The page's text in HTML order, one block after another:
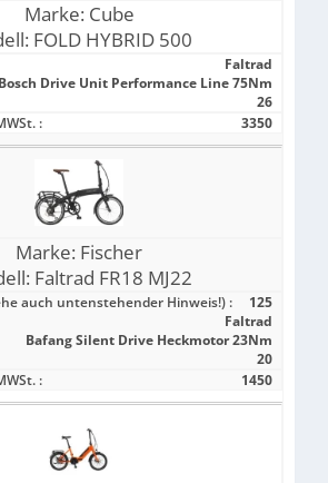
Marke: Cube
FOLD HYBRID 500
Faltrad
Bosch Drive Unit Performance Line 75Nm
26
:
3350
Marke: Fischer
Faltrad FR18 MJ22
auch untenstehender Hinweis!) :
125
Faltrad
Bafang Silent Drive Heckmotor 23Nm
20
:
1450